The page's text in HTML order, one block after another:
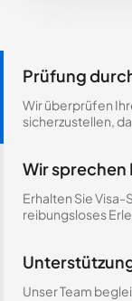
Prüfung
Wir überprüfen
sicherzustellen,
Wir sprechen
Erhalten Sie
reibungsloses
Unser Team